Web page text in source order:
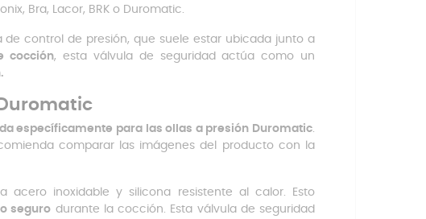
Bra, Lacor, BRK o Duromatic.
control de presión, que suele estar ubicada junto a
cocción, esta válvula de seguridad actúa como un
específicamente para las ollas a presión Duromatic.
comparar las imágenes del producto con la
acero inoxidable y silicona resistente al calor. Esto
seguro durante la cocción. Esta válvula de seguridad